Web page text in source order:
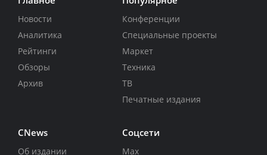
Новости
Аналитика
Рейтинги
Обзоры
Архив
Конференции
Специальные проекты
Маркет
Техника
ТВ
Печатные издания
CNews
Об издании
Соцсети
Max